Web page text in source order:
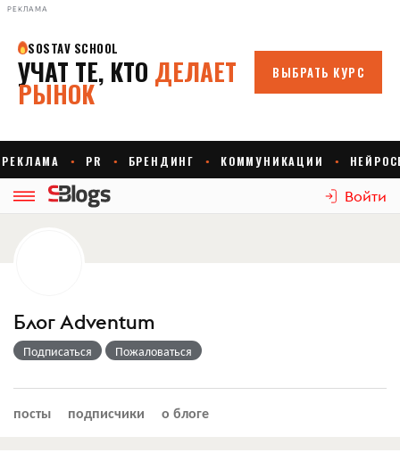
РЕКЛАМА
Войти
Блог Adventum
Подписаться Пожаловаться
посты подписчики о блоге